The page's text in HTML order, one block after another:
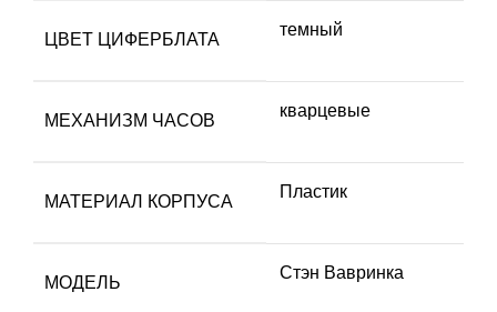
ЦВЕТ ЦИФЕРБЛАТА
темный
МЕХАНИЗМ ЧАСОВ
кварцевые
МАТЕРИАЛ КОРПУСА
Пластик
МОДЕЛЬ
Стэн Вавринка